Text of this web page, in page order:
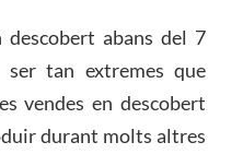
descobert abans del 7
ser tan extremes que
vendes en descobert
durant molts altres